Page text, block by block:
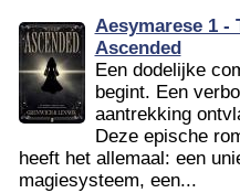
Aesymarese 1 -
Ascended
Een dodelijke
begint. Een
aantrekking
Deze epische
heeft het allemaal: een
magiesysteem, een...